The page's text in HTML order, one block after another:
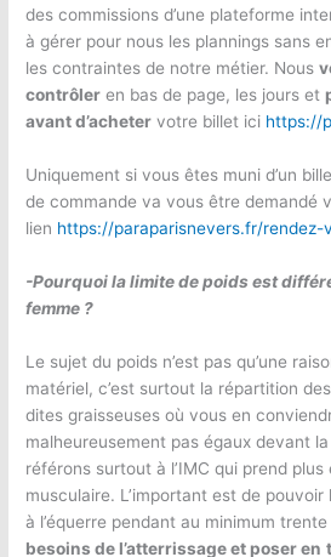
des commissions d’une plateforme
à gérer pour nous les plannings sans
les contraintes de notre métier. Nous
contrôler en bas de page, les jours et
avant d’acheter votre billet ici https://
Uniquement si vous êtes muni d’un
de commande va vous être demandé
lien https://paraparisnevers.fr/rendez-
-Pourquoi la limite de poids est
femme ?
Le sujet du poids n’est pas qu’une
matériel, c’est surtout la répartition
dites graisseuses où vous en
malheureusement pas égaux devant
référons surtout à l’IMC qui prend
musculaire. L’important est de
à l’équerre pendant au minimum
besoins de l’atterrissage et poser en